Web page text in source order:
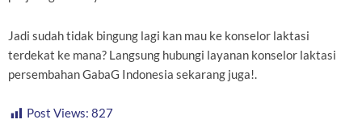
Jadi sudah tidak bingung lagi kan mau ke konselor laktasi
terdekat ke mana? Langsung hubungi layanan konselor laktasi
persembahan GabaG Indonesia sekarang juga!.
Post Views: 827